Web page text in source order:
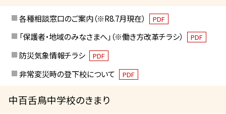
各種相談窓口のご案内（※R8.7月現在） PDF
「保護者・地域のみなさまへ」（※働き方改革チラシ） PDF
防災気象情報チラシ PDF
非常変災時の登下校について PDF
中百舌鳥中学校のきまり